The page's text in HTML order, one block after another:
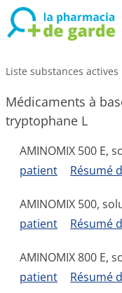
Liste substances actives
Médicaments à
tryptophane L
AMINOMIX 500 E,
patient
Résumé
AMINOMIX 500,
patient
Résumé
AMINOMIX 800 E,
patient
Résumé